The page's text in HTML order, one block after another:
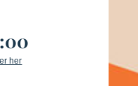
her